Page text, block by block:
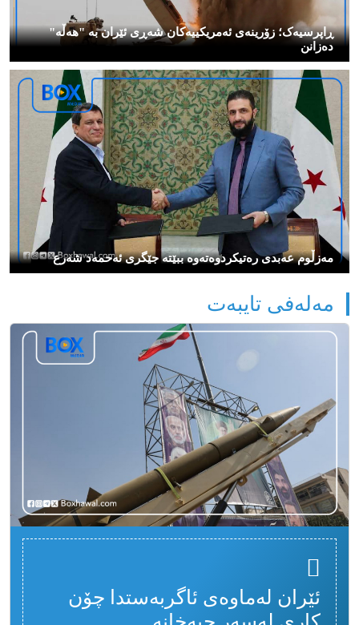
ڕاپرسیەک؛ زۆرینەی ئەمریکییەکان شەڕی ئێران بە "هەڵە"
دەزانن
مەزڵوم عەبدی رەتیكردوەتەوە ببێتە جێگری ئەحمەد شەرع
مەلەفی تایبەت
ئێران لەماوەی ئاگربەستدا چۆن